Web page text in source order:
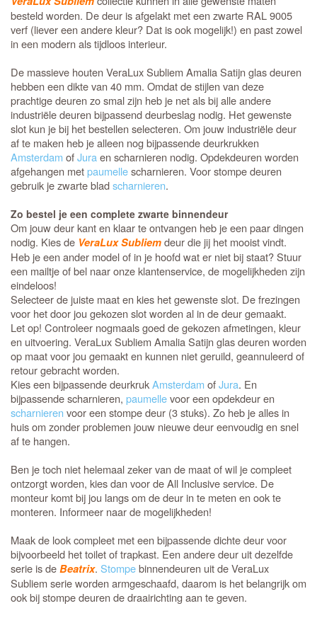
besteld worden. De deur is afgelakt met een zwarte RAL 9005
verf (liever een andere kleur? Dat is ook mogelijk!) en past zowel
in een modern als tijdloos interieur.
De massieve houten VeraLux Subliem Amalia Satijn glas deuren
hebben een dikte van 40 mm. Omdat de stijlen van deze
prachtige deuren zo smal zijn heb je net als bij alle andere
industriële deuren bijpassend deurbeslag nodig. Het gewenste
slot kun je bij het bestellen selecteren. Om jouw industriële deur
af te maken heb je alleen nog bijpassende deurkrukken
Amsterdam ofJuraen scharnieren nodig. Opdekdeuren worden
afgehangen metpaumellescharnieren. Voor stompe deuren
gebruik je zwarte bladscharnieren.
Zo bestel je een complete zwarte binnendeur
Om jouw deur kant en klaar te ontvangen heb je een paar dingen
nodig. Kies de VeraLux Subliemdeur die jij het mooist vindt.
Heb je een ander model of in je hoofd wat er niet bij staat? Stuur
een mailtje of bel naar onze klantenservice, de mogelijkheden zijn
eindeloos!
Selecteer de juiste maat en kies het gewenste slot. De frezingen
voor het door jou gekozen slot worden al in de deur gemaakt.
Let op! Controleer nogmaals goed de gekozen afmetingen, kleur
en uitvoering. VeraLux Subliem Amalia Satijn glas deuren worden
op maat voor jou gemaakt en kunnen niet geruild, geannuleerd of
retour gebracht worden.
Kies een bijpassende deurkrukAmsterdam ofJura. En
bijpassende scharnieren, paumellevoor een opdekdeur en
scharnieren voor een stompe deur (3 stuks). Zo heb je alles in
huis om zonder problemen jouw nieuwe deur eenvoudig en snel
af te hangen.
Ben je toch niet helemaal zeker van de maat of wil je compleet
ontzorgt worden, kies dan voor de All Inclusive service. De
monteur komt bij jou langs om de deur in te meten en ook te
monteren. Informeer naar de mogelijkheden!
Maak de look compleet met een bijpassende dichte deur voor
bijvoorbeeld het toilet of trapkast. Een andere deur uit dezelfde
serie is deBeatrix. Stompebinnendeuren uit de VeraLux
Subliem serie worden armgeschaafd, daarom is het belangrijk om
ook bij stompe deuren de draairichting aan te geven.